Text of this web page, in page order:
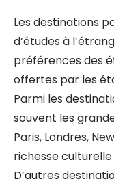
Les destinations
d’études à
préférences des
offertes par les
Parmi les
souvent les
Paris, Londres,
richesse
D’autres